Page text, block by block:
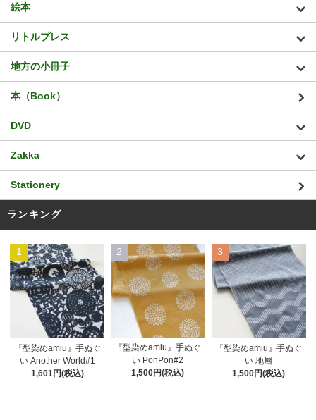
絵本
リトルプレス
地方の小冊子
本（Book）
DVD
Zakka
Stationery
ランキング
1
『型染めamiu』手ぬぐ
い Another World#1
1,601円(税込)
2
『型染めamiu』手ぬぐ
い PonPon#2
1,500円(税込)
3
『型染めamiu』手ぬぐ
い 地層
1,500円(税込)